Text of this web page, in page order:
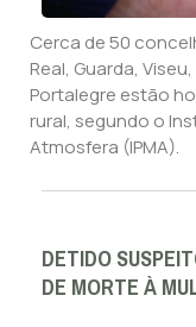
Cerca de 50
Real, Guarda,
Portalegre estão
rural, segundo o
Atmosfera (IPMA).
DETIDO
DE MORTE À